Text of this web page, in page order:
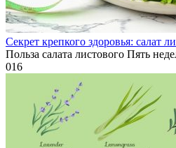
Секрет крепкого здоровья: салат
Польза салата листового Пять
016